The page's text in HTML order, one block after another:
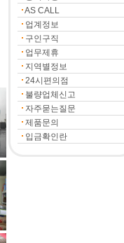
AS CALL
업계정보
구인구직
업무제휴
지역별정보
24시편의점
불량업체신고
자주묻는질문
제품문의
입금확인란